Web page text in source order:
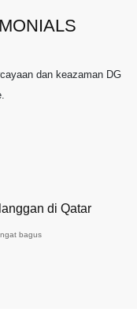
dan keazaman DG
di Qatar
bagus